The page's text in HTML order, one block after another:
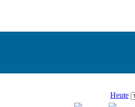
Heute